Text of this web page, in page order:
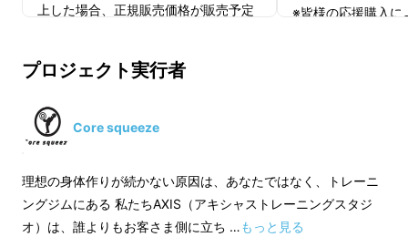
一人ひとりにとってベストなトレーニングを模
索し続けてきました。
その強い思いを「コアスクイーズ」というプロ
ダクトを通してお伝えしてきました。私たちは
トレーニングするための「モノ」を売って終わ
りではなく、購入いただいた後もいかにしてト
上した場合、正規販売価格が販売予定
もございます。ご了承ください。
製造工程上の都合等により出荷時期が
遅れる場合があります。
※皆様の応援購入に
プロジェクト実行者
Core squeeze
理想の身体作りが続かない原因は、あなたではなく、トレーニ
ングジムにある 私たちAXIS（アキシャストレーニングスタジ
オ）は、誰よりもお客さま側に立ち …もっと見る